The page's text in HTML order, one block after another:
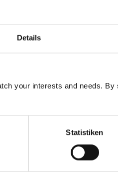
Details
your interests and needs. By
Statistiken